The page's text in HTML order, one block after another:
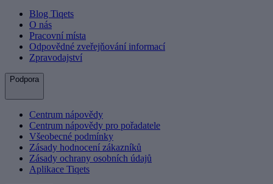
Blog Tiqets
O nás
Pracovní místa
Odpovědné zveřejňování informací
Zpravodajství
Podpora
Centrum nápovědy
Centrum nápovědy pro pořadatele
Všeobecné podmínky
Zásady hodnocení zákazníků
Zásady ochrany osobních údajů
Aplikace Tiqets